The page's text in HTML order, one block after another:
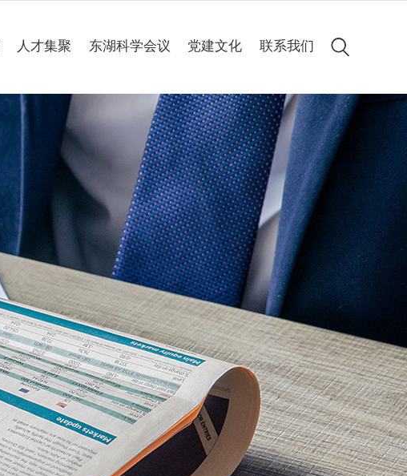
人才集聚 东湖科学会议
会议简介
历届集锦
高清图集
会议聚焦
精彩60秒
线上申办
党建文化
党建动态
专题专栏
联系我们